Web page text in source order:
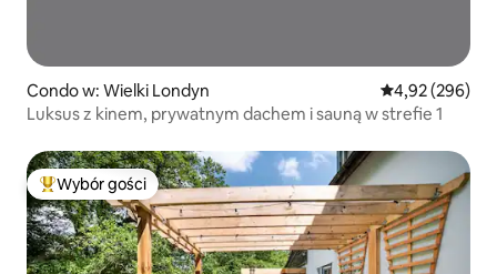
Condo w: Wielki Londyn Średnia
4,92 (296)
Luksus z kinem, prywatnym dachem i sauną w strefie 1
Najpopularniejsze z kategorii Wybór gości
Wybór gości